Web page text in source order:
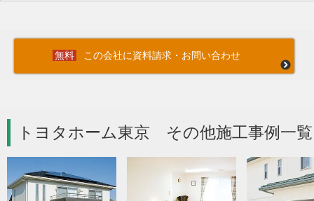
この会社に資料請求・お問い合わせ
トヨタホーム東京 その他施工事例一